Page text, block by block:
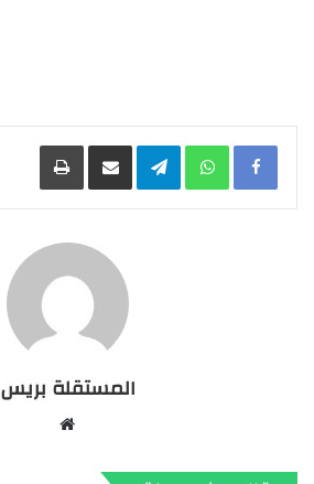
Facebook
WhatsApp
Telegramمشاركة عبر البريد طباعة
المستقلة بريس